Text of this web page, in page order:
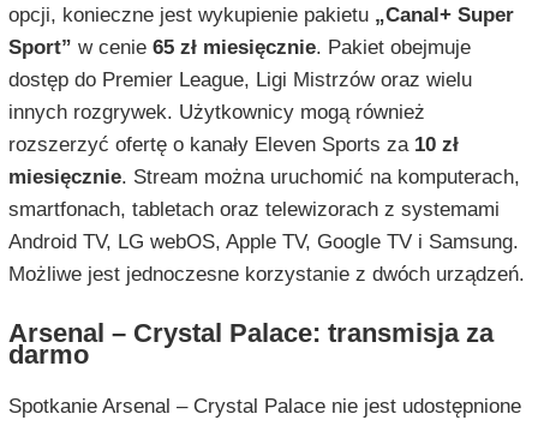
opcji, konieczne jest wykupienie pakietu „Canal+ Super
Sport” w cenie 65 zł miesięcznie. Pakiet obejmuje
dostęp do Premier League, Ligi Mistrzów oraz wielu
innych rozgrywek. Użytkownicy mogą również
rozszerzyć ofertę o kanały Eleven Sports za 10 zł
miesięcznie. Stream można uruchomić na komputerach,
smartfonach, tabletach oraz telewizorach z systemami
Android TV, LG webOS, Apple TV, Google TV i Samsung.
Możliwe jest jednoczesne korzystanie z dwóch urządzeń.
Arsenal – Crystal Palace: transmisja za
darmo
Spotkanie Arsenal – Crystal Palace nie jest udostępnione